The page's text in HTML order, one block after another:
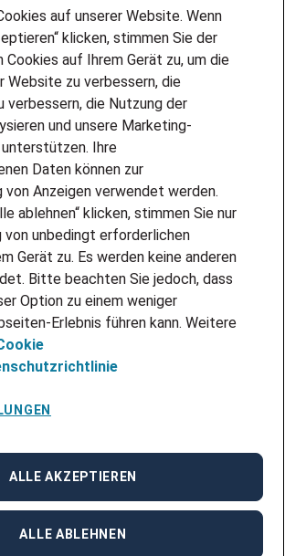
AIRBUS
auf unserer Website. Wenn
klicken, stimmen Sie der
Cookies auf Ihrem Gerät zu, um die
Website zu verbessern, die
verbessern, die Nutzung der
und unsere Marketing-
unterstützen. Ihre
Daten können zur
von Anzeigen verwendet werden.
ablehnen“ klicken, stimmen Sie nur
von unbedingt erforderlichen
Gerät zu. Es werden keine anderen
Bitte beachten Sie jedoch, dass
Option zu einem weniger
Erlebnis führen kann. Weitere
ALLE ABLEHNEN
ALLE AKZEPTIEREN